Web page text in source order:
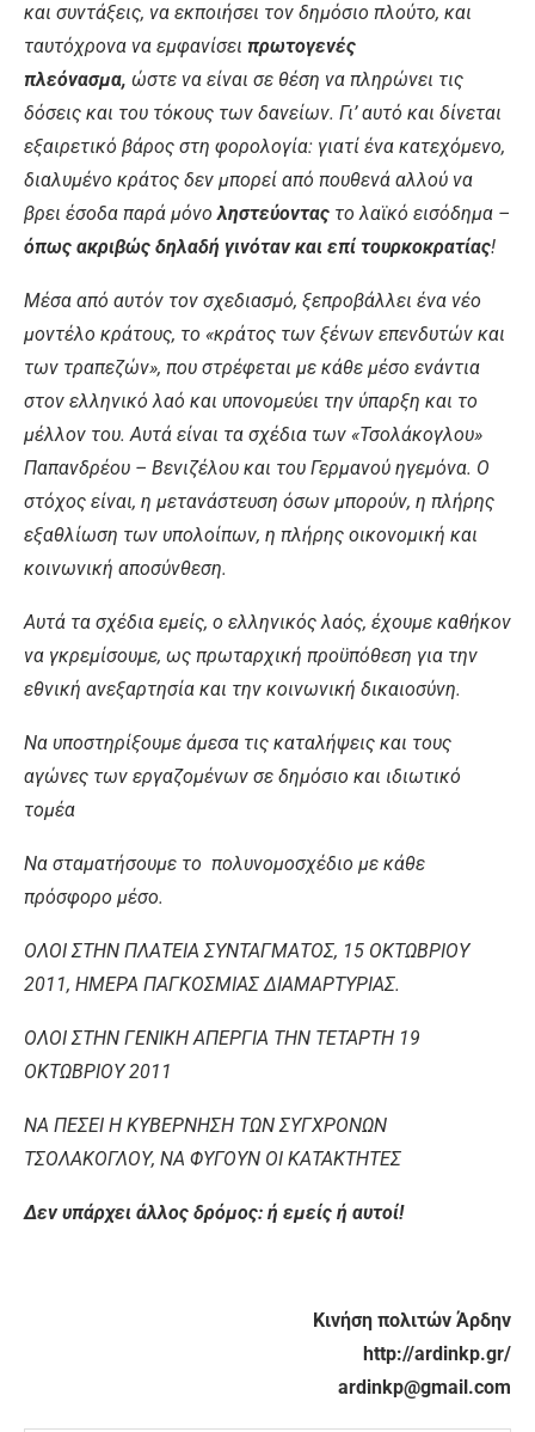
και συντάξεις, να εκποιήσει τον δημόσιο πλούτο, και
ταυτόχρονα να εμφανίσει πρωτογενές
πλεόνασμα, ώστε να είναι σε θέση να πληρώνει τις
δόσεις και του τόκους των δανείων. Γι’αυτό και δίνεται
εξαιρετικό βάρος στη φορολογία: γιατί ένα κατεχόμενο,
διαλυμένο κράτος δεν μπορεί από πουθενά αλλού να
βρει έσοδα παρά μόνο ληστεύοντας το λαϊκό εισόδημα –
όπως ακριβώς δηλαδή γινόταν και επί τουρκοκρατίας!
Μέσα από αυτόν τον σχεδιασμό, ξεπροβάλλει ένα νέο
μοντέλο κράτους, το «κράτος των ξένων επενδυτών και
των τραπεζών», που στρέφεται με κάθε μέσο ενάντια
στον ελληνικό λαό και υπονομεύει την ύπαρξη και το
μέλλον του.Αυτά είναι τα σχέδια των «Τσολάκογλου»
Παπανδρέου – Βενιζέλου και του Γερμανού ηγεμόνα. Ο
στόχος είναι, η μετανάστευση όσων μπορούν, η πλήρης
εξαθλίωση των υπολοίπων, η πλήρης οικονομική και
κοινωνική αποσύνθεση.
Αυτά τα σχέδια εμείς, ο ελληνικός λαός, έχουμε καθήκον
να γκρεμίσουμε, ως πρωταρχική προϋπόθεση για την
εθνική ανεξαρτησία και την κοινωνική δικαιοσύνη.
Να υποστηρίξουμε άμεσα τις καταλήψεις και τους
αγώνες των εργαζομένων σε δημόσιο και ιδιωτικό
τομέα
Να σταματήσουμε το πολυνομοσχέδιο με κάθε
πρόσφορο μέσο.
ΟΛΟΙ ΣΤΗΝ ΠΛΑΤΕΙΑ ΣΥΝΤΑΓΜΑΤΟΣ, 15 ΟΚΤΩΒΡΙΟΥ
2011, ΗΜΕΡΑ ΠΑΓΚΟΣΜΙΑΣ ΔΙΑΜΑΡΤΥΡΙΑΣ.
ΟΛΟΙ ΣΤΗΝ ΓΕΝΙΚΗ ΑΠΕΡΓΙΑ ΤΗΝ ΤΕΤΑΡΤΗ 19
ΟΚΤΩΒΡΙΟΥ2011
ΝΑ ΠΕΣΕΙ Η ΚΥΒΕΡΝΗΣΗ ΤΩΝ ΣΥΓΧΡΟΝΩΝ
ΤΣΟΛΑΚΟΓΛΟΥ, ΝΑ ΦΥΓΟΥΝ ΟΙ ΚΑΤΑΚΤΗΤΕΣ
Δεν υπάρχει άλλος δρόμος: ή εμείς ή αυτοί!
Κινήση πολιτών Άρδην
http://ardinkp.gr/
ardinkp@gmail.com